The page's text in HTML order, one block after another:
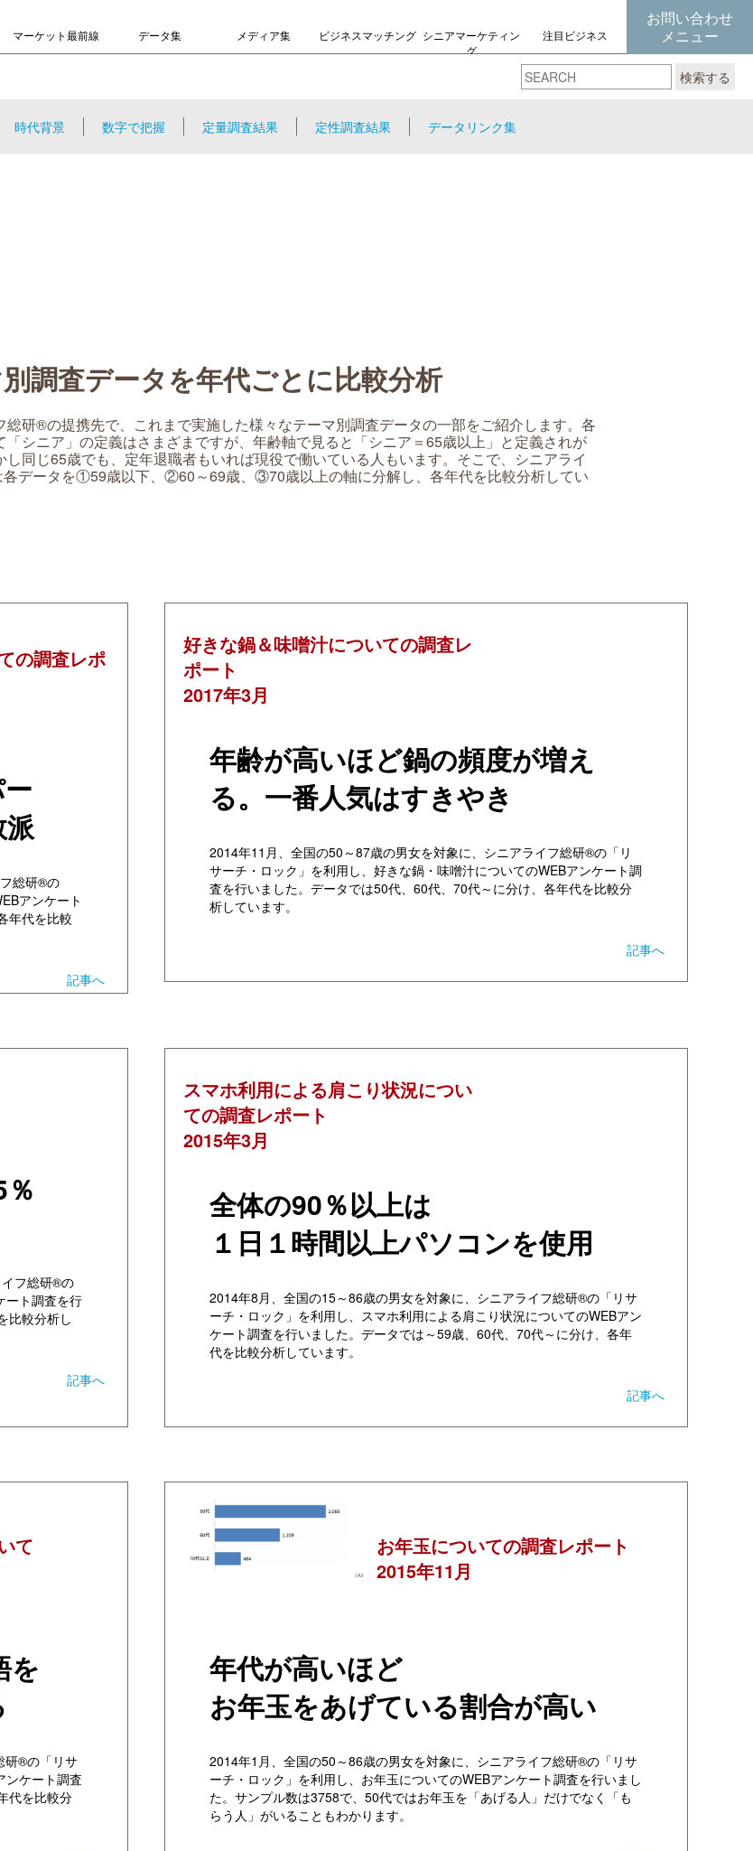
マーケット最前線 データ集 メディア集 ビジネスマッチング シニアマーケティン
グ
注目ビジネス
お問い合わせ
メニュー
検索する
時代背景 数字で把握 定量調査結果 定性調査結果 データリンク集
調査データを年代ごとに比較分析
総研®の提携先で、これまで実施した様々なテーマ別調査データの一部をご紹介します。各
「シニア」の定義はさまざまですが、年齢軸で見ると「シニア＝65歳以上」と定義されが
し同じ65歳でも、定年退職者もいれば現役で働いている人もいます。そこで、シニアライ
データを①59歳以下、②60～69歳、③70歳以上の軸に分解し、各年代を比較分析してい
の調査レポ
総研®の
アンケート
年代を比較
記事へ
好きな鍋＆味噌汁についての調査レ
ポート
2017年3月
年齢が高いほど鍋の頻度が増え
る。一番人気はすきやき
2014年11月、全国の50～87歳の男女を対象に、シニアライフ総研®の「リ
サーチ・ロック」を利用し、好きな鍋・味噌汁についてのWEBアンケート調
査を行いました。データでは50代、60代、70代～に分け、各年代を比較分
析しています。
記事へ
フ総研®の
ート調査を行
比較分析し
記事へ
スマホ利用による肩こり状況につい
ての調査レポート
2015年3月
全体の90％以上は
１日１時間以上パソコンを使用
2014年8月、全国の15～86歳の男女を対象に、シニアライフ総研®の「リサ
ーチ・ロック」を利用し、スマホ利用による肩こり状況についてのWEBアン
ケート調査を行いました。データでは～59歳、60代、70代～に分け、各年
代を比較分析しています。
記事へ
て
を
研®の「リサ
ンケート調査
代を比較分
お年玉についての調査レポート
2015年11月
年代が高いほど
お年玉をあげている割合が高い
2014年1月、全国の50～86歳の男女を対象に、シニアライフ総研®の「リサ
ーチ・ロック」を利用し、お年玉についてのWEBアンケート調査を行いまし
た。サンプル数は3758で、50代ではお年玉を「あげる人」だけでなく「も
らう人」がいることもわかります。